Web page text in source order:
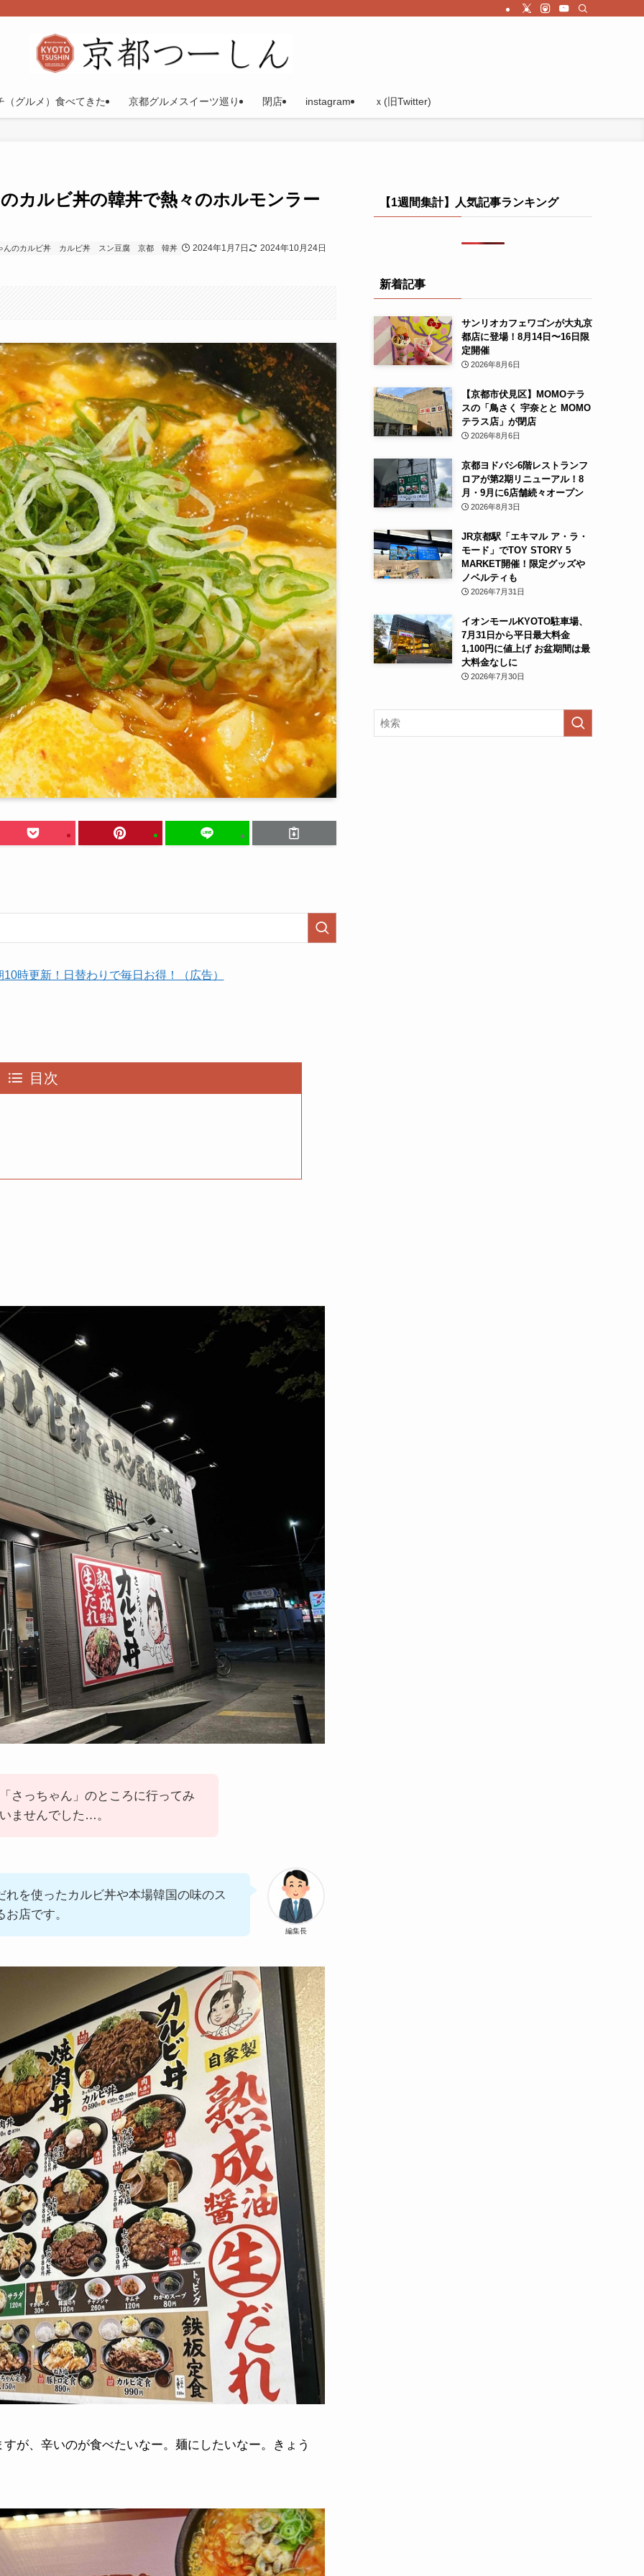
（グルメ）食べてきた 京都グルメスイーツ巡り 閉店 instagram ｘ(旧Twitter)
カルビ丼の韓丼で熱々のホルモンラー
んのカルビ丼 カルビ丼 スン豆腐 京都 韓丼 2024年1月7日 2024年10月24日
時更新！日替わりで毎日お得！（広告）
目次
さっちゃん」のところに行ってみ
ませんでした…。
編集長
れを使ったカルビ丼や本場韓国の味のス
店です。
が、辛いのが食べたいなー。麺にしたいなー。きょう
【1週間集計】人気記事ランキング
新着記事
サンリオカフェワゴンが大丸京
都店に登場！8月14日〜16日限
定開催
2026年8月6日
【京都市伏見区】MOMOテラ
スの「鳥さく 宇奈とと MOMO
テラス店」が閉店
2026年8月6日
京都ヨドバシ6階レストランフ
ロアが第2期リニューアル！8
月・9月に6店舗続々オープン
2026年8月3日
JR京都駅「エキマル ア・ラ・
モード」でTOY STORY 5
MARKET開催！限定グッズや
ノベルティも
2026年7月31日
イオンモールKYOTO駐車場、
7月31日から平日最大料金
1,100円に値上げ お盆期間は最
大料金なしに
2026年7月30日